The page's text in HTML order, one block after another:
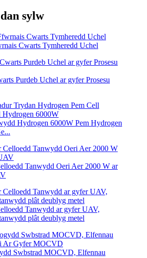
sylw
Cwarts Tymheredd Uchel
Purdeb Uchel ar gyfer Prosesu
Hydrogen 6000W Pem Hydrogen
Tanwydd Oeri Aer 2000 W ar
Tanwydd ar gyfer UAV,
plât deublyg metel
Swbstrad MOCVD, Elfennau